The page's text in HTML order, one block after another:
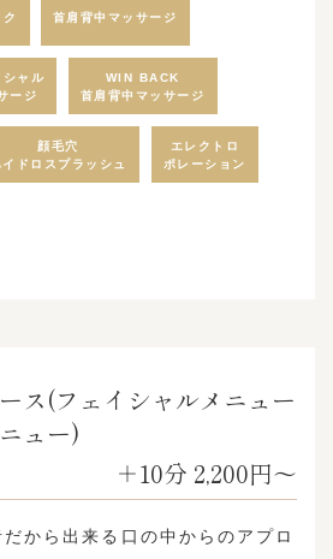
首肩背中マッサージ
シャル
ージ
WIN BACK
​​​​​​​首肩背中マッサージ
顔毛穴
イドロスプラッシュ
エレクトロ
ポレーション
ス(フェイシャルメニュー
ュー)
＋10分 2,200円〜
から出来る口の中からのアプロ